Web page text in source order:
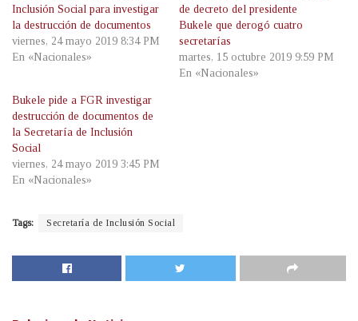
Inclusión Social para investigar
la destrucción de documentos
viernes, 24 mayo 2019 8:34 PM
En «Nacionales»
de decreto del presidente
Bukele que derogó cuatro
secretarías
martes, 15 octubre 2019 9:59 PM
En «Nacionales»
Bukele pide a FGR investigar
destrucción de documentos de
la Secretaría de Inclusión
Social
viernes, 24 mayo 2019 3:45 PM
En «Nacionales»
Tags: Secretaría de Inclusión Social